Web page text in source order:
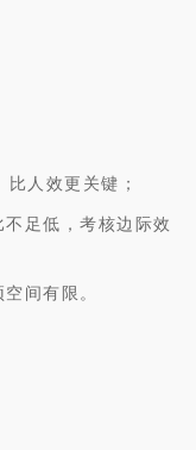
人效更关键；
足低，考核边际效
间有限。